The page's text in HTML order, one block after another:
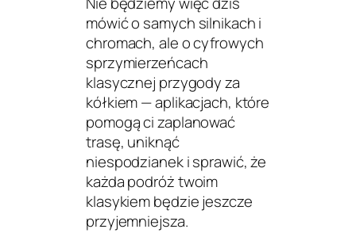
mówić o samych silnikach i
chromach, ale o cyfrowych
sprzymierzeńcach
klasycznej przygody za
kółkiem — aplikacjach, które
pomogą ci zaplanować
trasę, uniknąć
niespodzianek i sprawić, że
każda podróż twoim
klasykiem będzie jeszcze
przyjemniejsza.